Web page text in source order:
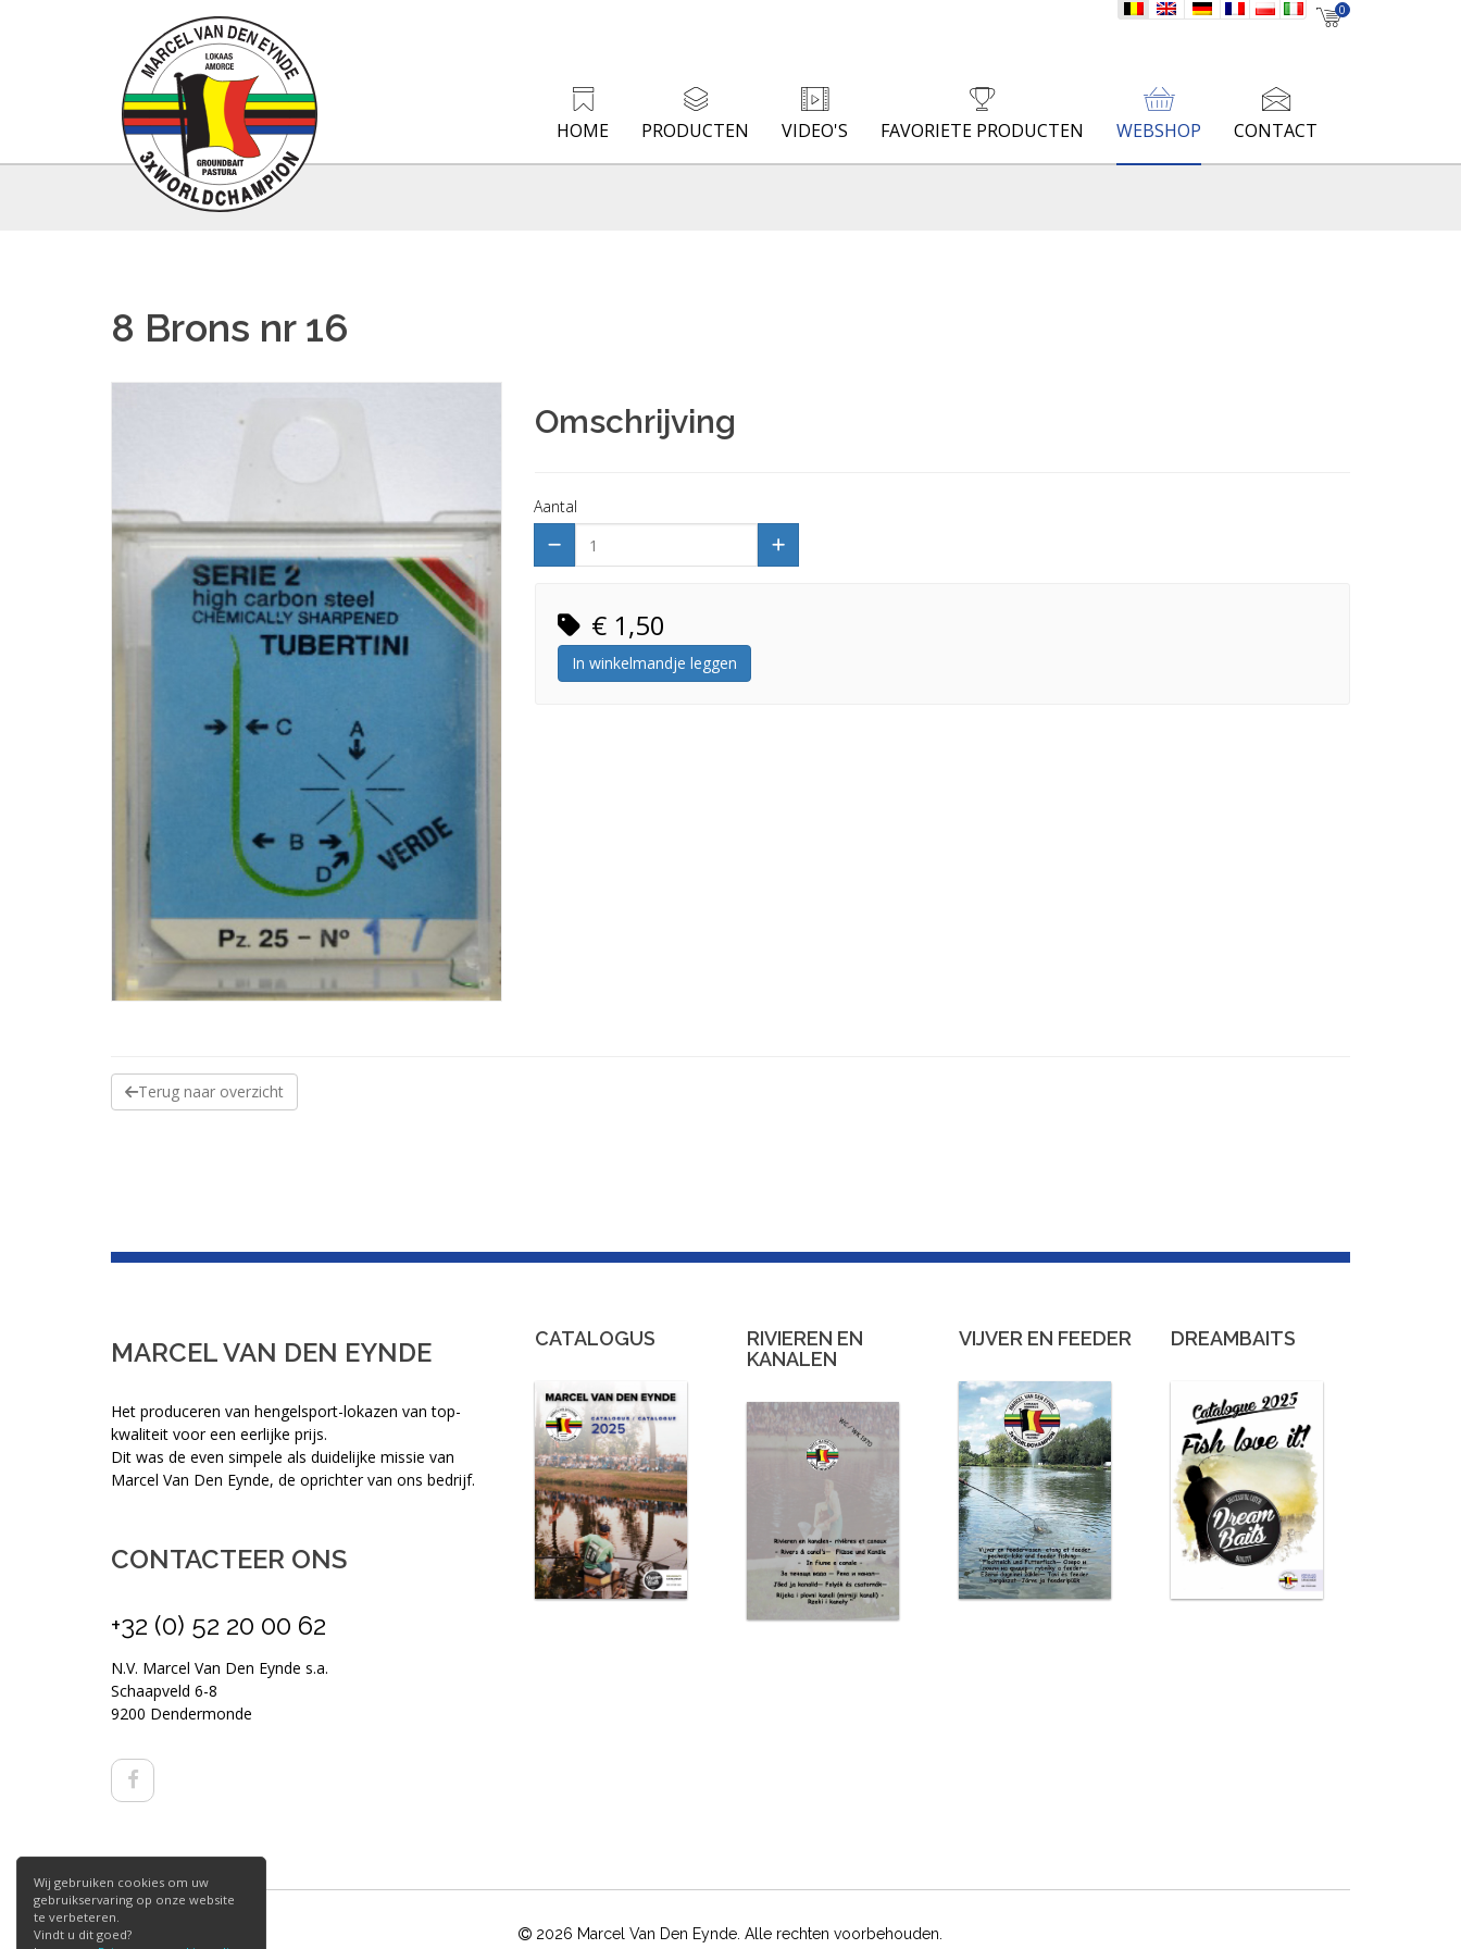
nl en de fr pl it 0
HOME PRODUCTEN VIDEO'S FAVORIETE PRODUCTEN WEBSHOP CONTACT
8 Brons nr 16
Omschrijving
Aantal
€ 1,50
In winkelmandje leggen
Terug naar overzicht
MARCEL VAN DEN EYNDE
Het produceren van hengelsport-lokazen van top-
kwaliteit voor een eerlijke prijs.
Dit was de even simpele als duidelijke missie van
Marcel Van Den Eynde, de oprichter van ons bedrijf.
CONTACTEER ONS
+32 (0) 52 20 00 62
N.V. Marcel Van Den Eynde s.a.
Schaapveld 6-8
9200 Dendermonde
CATALOGUS
RIVIEREN EN
KANALEN
VIJVER EN FEEDER DREAMBAITS
2026 Marcel Van Den Eynde. Alle rechten voorbehouden.
Wij gebruiken cookies om uw
gebruikservaring op onze website
te verbeteren.
Vindt u dit goed?